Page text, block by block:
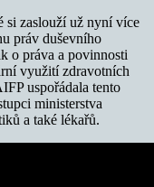
si zaslouží už nyní více
práv duševního
o práva a povinnosti
využití zdravotních
uspořádala tento
ministerstva
a také lékařů.